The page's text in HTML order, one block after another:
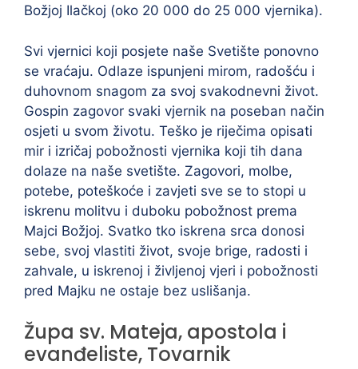
Božjoj Ilačkoj (oko 20 000 do 25 000 vjernika).
Svi vjernici koji posjete naše Svetište ponovno
se vraćaju. Odlaze ispunjeni mirom, radošću i
duhovnom snagom za svoj svakodnevni život.
Gospin zagovor svaki vjernik na poseban način
osjeti u svom životu. Teško je riječima opisati
mir i izričaj pobožnosti vjernika koji tih dana
dolaze na naše svetište. Zagovori, molbe,
potebe, poteškoće i zavjeti sve se to stopi u
iskrenu molitvu i duboku pobožnost prema
Majci Božjoj. Svatko tko iskrena srca donosi
sebe, svoj vlastiti život, svoje brige, radosti i
zahvale, u iskrenoj i življenoj vjeri i pobožnosti
pred Majku ne ostaje bez uslišanja.
Župa sv. Mateja, apostola i
evanđeliste, Tovarnik